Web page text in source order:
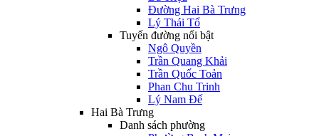
Đường Hai Bà Trưng
Lý Thái Tổ
Tuyến đường nổi bật
Ngô Quyền
Trần Quang Khải
Trần Quốc Toản
Phan Chu Trinh
Lý Nam Đế
Hai Bà Trưng
Danh sách phường